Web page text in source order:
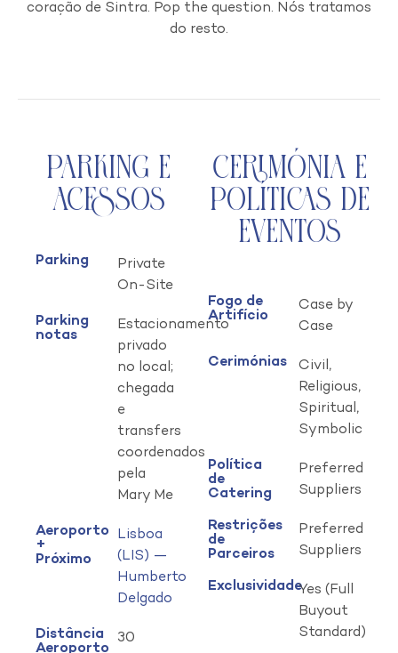
coração de Sintra. Pop the question. Nós tratamos
do resto.
Parking e
Acessos
Parking
Private
On-Site
Parking
notas
Estacionamento
privado
no local;
chegada
e
transfers
coordenados
pela
Mary Me
Aeroporto
+
Próximo
Lisboa
(LIS) —
Humberto
Delgado
Distância
Aeroporto
30
Cerimónia e
Políticas de
Eventos
Fogo de
Artifício
Case by
Case
Cerimónias
Civil,
Religious,
Spiritual,
Symbolic
Política
de
Catering
Preferred
Suppliers
Restrições
de
Parceiros
Preferred
Suppliers
ExclusividadeYes (Full
Buyout
Standard)